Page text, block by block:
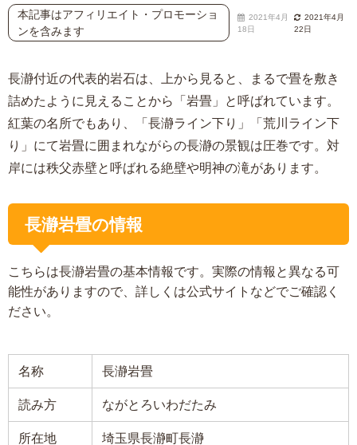
本記事はアフィリエイト・プロモーショ
ンを含みます
2021年4月
18日
2021年4月
22日
長瀞付近の代表的岩石は、上から見ると、まるで畳を敷き
詰めたように見えることから「岩畳」と呼ばれています。
紅葉の名所でもあり、「長瀞ライン下り」「荒川ライン下
り」にて岩畳に囲まれながらの長瀞の景観は圧巻です。対
岸には秩父赤壁と呼ばれる絶壁や明神の滝があります。
長瀞岩畳の情報
こちらは長瀞岩畳の基本情報です。実際の情報と異なる可
能性がありますので、詳しくは公式サイトなどでご確認く
ださい。
名称 長瀞岩畳
読み方 ながとろいわだたみ
所在地 埼玉県長瀞町長瀞